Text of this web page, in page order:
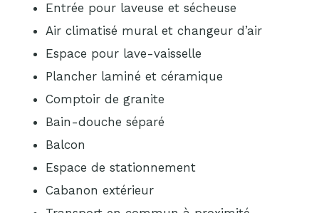
Entrée pour laveuse et sécheuse
Air climatisé mural et changeur d’air
Espace pour lave-vaisselle
Plancher laminé et céramique
Comptoir de granite
Bain-douche séparé
Balcon
Espace de stationnement
Cabanon extérieur